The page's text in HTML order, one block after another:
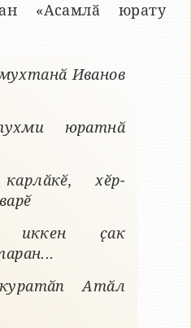
«Асамлӑ юрату
Иванов
юратнӑ
хӗр-
иккен ҫак
Атӑл